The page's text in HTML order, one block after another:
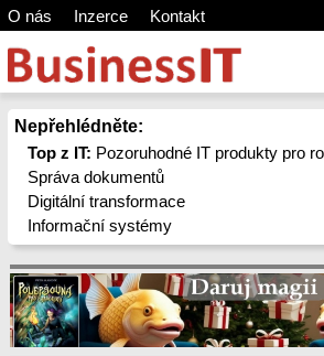
O nás Inzerce Kontakt
Nepřehlédněte:
Top z IT: Pozoruhodné IT produkty pro
Správa dokumentů
Digitální transformace
Informační systémy